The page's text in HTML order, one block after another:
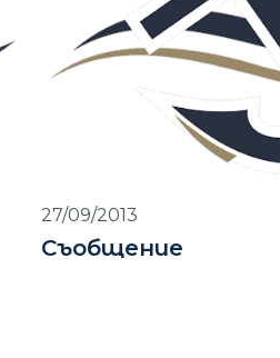
27/09/2013
Съобщение